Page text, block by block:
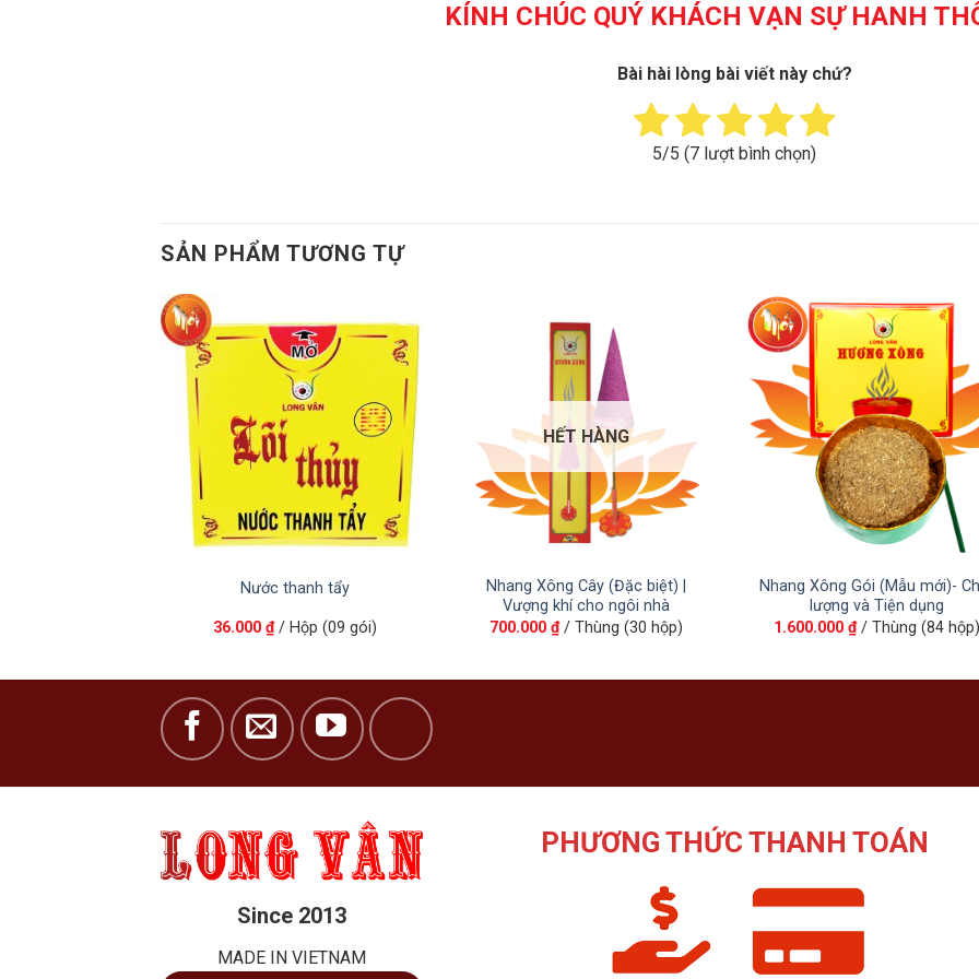
KÍNH CHÚC QUÝ KHÁCH VẠN SỰ HANH
Bài hài lòng bài viết này chứ?
5/5 (7 lượt bình chọn)
SẢN PHẨM TƯƠNG TỰ
Nước thanh tẩy
36.000₫/ Hộp (09 gói)
HẾT HÀNG
Nhang Xông Cây (Đặc biệt) |
Vượng khí cho ngôi nhà
700.000 ₫/ Thùng (30 hộp)
Nhang Xông Gói (Mẫu mới)-
lượng và Tiện dụng
1.600.000₫/ Thùng (84
Since 2013
MADE IN VIETNAM
PHƯƠNG THỨC THANH TOÁN